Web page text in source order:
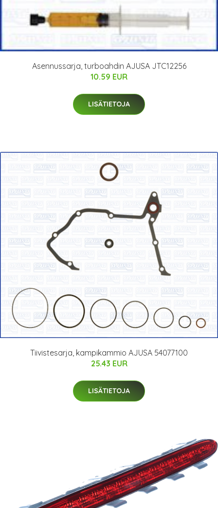
Asennussarja, turboahdin AJUSA JTC12256
10.59 EUR
LISÄTIETOJA
Tiivistesarja, kampikammio AJUSA 54077100
25.43 EUR
LISÄTIETOJA